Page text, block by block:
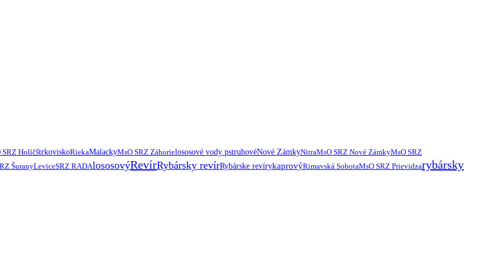
SRZ HolíčštrkoviskoRiekaMalackyMsO SRZ Záhorielososové vody pstruhovéNové ZámkyNitraMsO SRZ Nové ZámkyMsO SRZ
ŠuranyLeviceSRZ RADAlososovýRevírRybársky revírRybárske revírykaprovýRimavská SobotaMsO SRZ Prievidzarybársky